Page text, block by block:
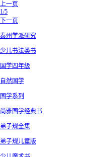
上一页
1/5
下一页
泰州学派研究
少儿书法类书
国学四年级
自然国学
国学系列
尚雅国学经典书
弟子规全集
弟子规儿童版